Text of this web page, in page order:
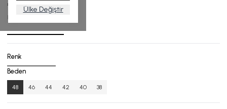
Ülke Değiştir
₺ 3,499.00
BA.4506-26_R127_48
Renk
Beden
48 46 44 42 40 38